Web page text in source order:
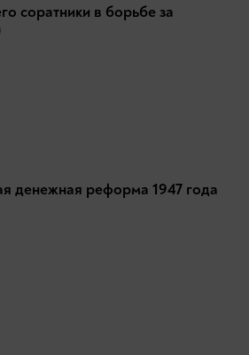
соратники в борьбе за
денежная реформа 1947 года